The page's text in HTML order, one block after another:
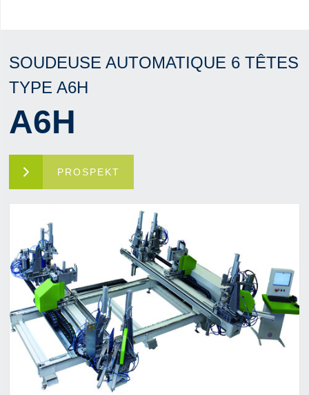
SOUDEUSE AUTOMATIQUE 6 TÊTES
TYPE A6H
A6H
PROSPEKT